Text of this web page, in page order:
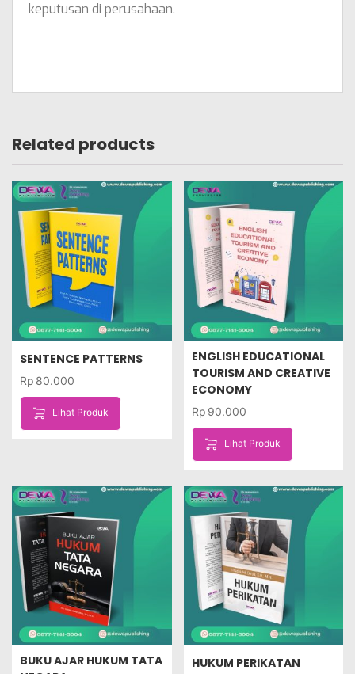
keputusan di perusahaan.
Related products
SENTENCE PATTERNS
Rp 80.000
Lihat Produk
ENGLISH EDUCATIONAL
TOURISM AND CREATIVE
ECONOMY
Rp 90.000
Lihat Produk
BUKU AJAR HUKUM TATA
HUKUM PERIKATAN